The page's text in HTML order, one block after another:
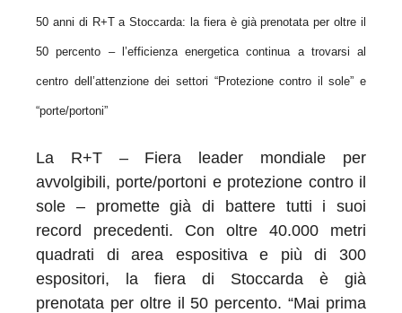
50 anni di R+T a Stoccarda: la fiera è già prenotata per oltre il
50 percento – l’efficienza energetica continua a trovarsi al
centro dell’attenzione dei settori “Protezione contro il sole” e
“porte/portoni”
La R+T – Fiera leader mondiale per
avvolgibili, porte/portoni e protezione contro il
sole – promette già di battere tutti i suoi
record precedenti. Con oltre 40.000 metri
quadrati di area espositiva e più di 300
espositori, la fiera di Stoccarda è già
prenotata per oltre il 50 percento. “Mai prima